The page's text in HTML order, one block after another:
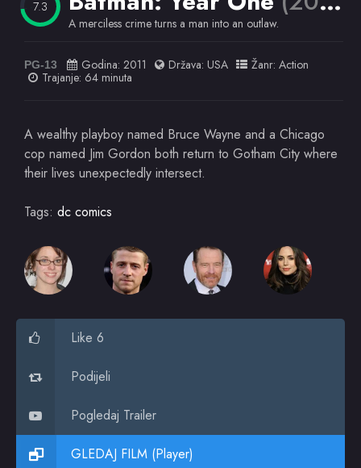
7.3
A merciless crime turns a man into an outlaw.
PG-13 Godina: 2011 Država: USA Žanr: Action
Trajanje: 64 minuta
A wealthy playboy named Bruce Wayne and a Chicago
cop named Jim Gordon both return to Gotham City where
their lives unexpectedly intersect.
Tags: dc comics
Like 6
Podijeli
Pogledaj Trailer
GLEDAJ FILM (Player)